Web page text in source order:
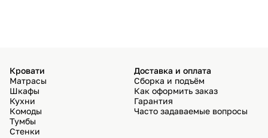
Кровати
Матрасы
Шкафы
Кухни
Комоды
Тумбы
Стенки
Доставка и оплата
Сборка и подъём
Как оформить заказ
Гарантия
Часто задаваемые вопросы